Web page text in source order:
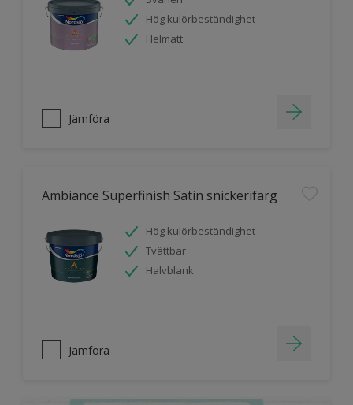
Hög kulörbeständighet
Helmatt
Jämföra
Ambiance Superfinish Satin snickerifärg
Hög kulörbeständighet
Tvättbar
Halvblank
Jämföra